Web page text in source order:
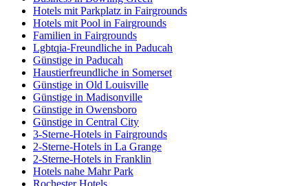
Hotels mit Parkplatz in Fairgrounds
Hotels mit Pool in Fairgrounds
Familien in Fairgrounds
Lgbtqia-Freundliche in Paducah
Günstige in Paducah
Haustierfreundliche in Somerset
Günstige in Old Louisville
Günstige in Madisonville
Günstige in Owensboro
Günstige in Central City
3-Sterne-Hotels in Fairgrounds
2-Sterne-Hotels in La Grange
2-Sterne-Hotels in Franklin
Hotels nahe Mahr Park